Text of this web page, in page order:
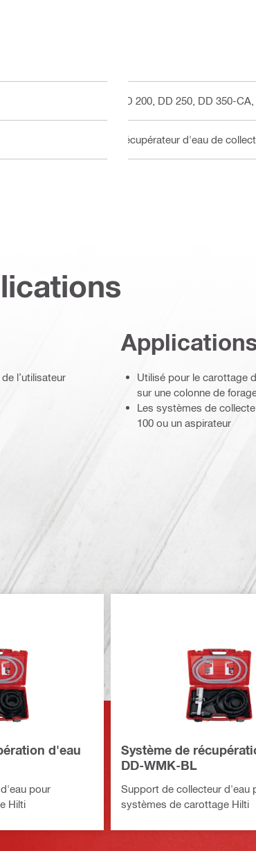
DD 200, DD 250, DD 350-
Récupérateur d'eau de
l’utilisateur
Utilisé pour le carottage
sur une colonne de
Les systèmes de
100 ou un aspirateur
d'eau
pour
Hilti
Système de
DD-WMK-BL
Support de collecteur d'eau
systèmes de carottage Hilti